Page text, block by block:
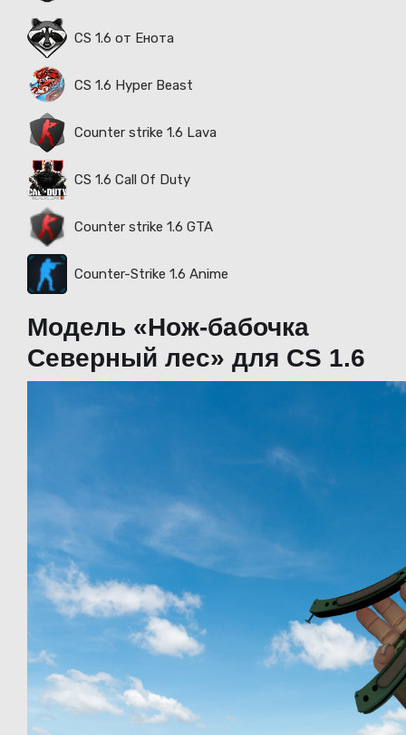
CS 1.6 от Енота
CS 1.6 Hyper Beast
Counter strike 1.6 Lava
CS 1.6 Call Of Duty
Counter strike 1.6 GTA
Counter-Strike 1.6 Anime
Модель «Нож-бабочка
Северный лес» для CS 1.6